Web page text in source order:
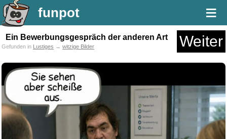
funpot ≡
Ein Bewerbungsgespräch der anderen Art Weiter
Gefunden in Lustiges → witzige Bilder